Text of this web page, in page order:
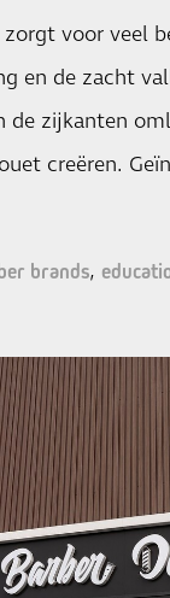
voor veel
en de zacht
de zijkanten
creëren.
brands